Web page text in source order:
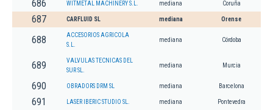
686 WITMETAL MACHINERY S.L. mediana Coruña
687 CARFLUID SL mediana Orense
688
ACCESORIOS AGRICOLA
S.L.
mediana Córdoba
689
VALVULAS TECNICAS DEL
SUR SL.
mediana Murcia
690 OBRADORS DRM SL mediana Barcelona
691 LASER IBERIC STUDIO SL. mediana Pontevedra